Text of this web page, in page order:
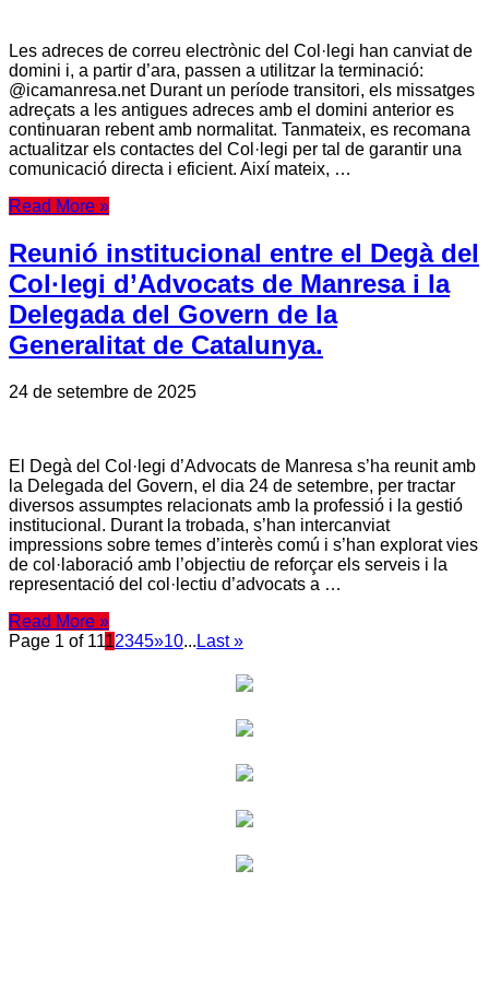
Les adreces de correu electrònic del Col·legi han canviat de
domini i, a partir d’ara, passen a utilitzar la terminació:
@icamanresa.net Durant un període transitori, els missatges
adreçats a les antigues adreces amb el domini anterior es
continuaran rebent amb normalitat. Tanmateix, es recomana
actualitzar els contactes del Col·legi per tal de garantir una
comunicació directa i eficient. Així mateix, …
Read More »
Reunió institucional entre el Degà del
Col·legi d’Advocats de Manresa i la
Delegada del Govern de la
Generalitat de Catalunya.
24 de setembre de 2025
El Degà del Col·legi d’Advocats de Manresa s’ha reunit amb
la Delegada del Govern, el dia 24 de setembre, per tractar
diversos assumptes relacionats amb la professió i la gestió
institucional. Durant la trobada, s’han intercanviat
impressions sobre temes d’interès comú i s’han explorat vies
de col·laboració amb l’objectiu de reforçar els serveis i la
representació del col·lectiu d’advocats a …
Read More »
Page 1 of 1112345»10... Last »